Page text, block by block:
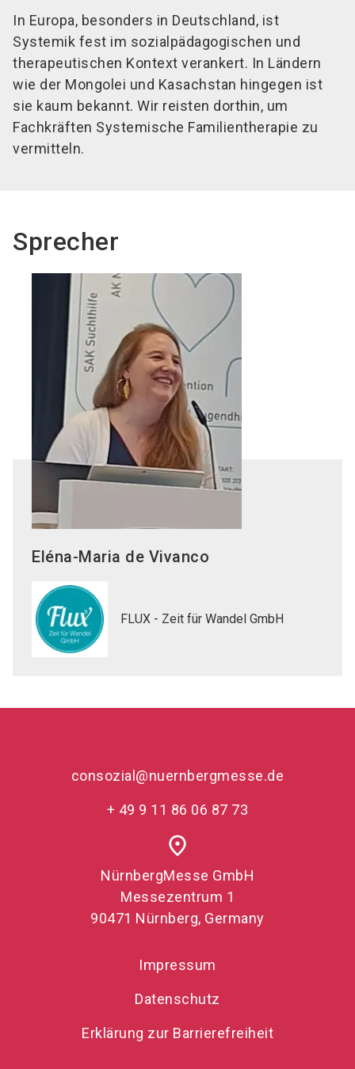
In Europa, besonders in Deutschland, ist
Systemik fest im sozialpädagogischen und
therapeutischen Kontext verankert. In Ländern
wie der Mongolei und Kasachstan hingegen ist
sie kaum bekannt. Wir reisten dorthin, um
Fachkräften Systemische Familientherapie zu
vermitteln.
Sprecher
Eléna-Maria de Vivanco
FLUX - Zeit für Wandel GmbH
consozial@nuernbergmesse.de
+ 49 9 11 86 06 87 73
place
NürnbergMesse GmbH
Messezentrum 1
90471 Nürnberg, Germany
Impressum
Datenschutz
Erklärung zur Barrierefreiheit